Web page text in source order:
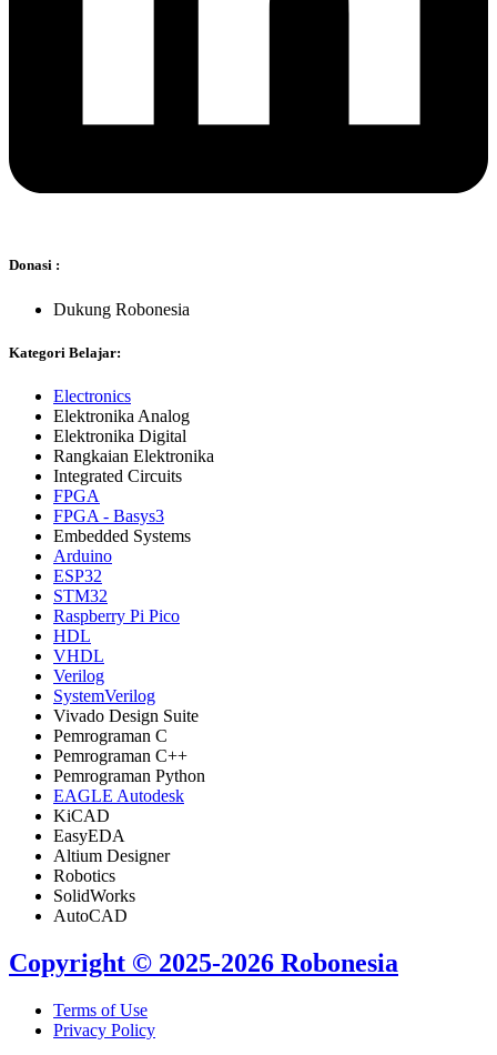
Donasi :
Dukung Robonesia
Kategori Belajar:
Electronics
Elektronika Analog
Elektronika Digital
Rangkaian Elektronika
Integrated Circuits
FPGA
FPGA - Basys3
Embedded Systems
Arduino
ESP32
STM32
Raspberry Pi Pico
HDL
VHDL
Verilog
SystemVerilog
Vivado Design Suite
Pemrograman C
Pemrograman C++
Pemrograman Python
EAGLE Autodesk
KiCAD
EasyEDA
Altium Designer
Robotics
SolidWorks
AutoCAD
Copyright © 2025-2026 Robonesia
Terms of Use
Privacy Policy